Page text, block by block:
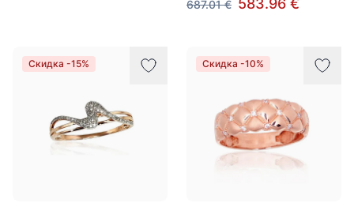
687.01 € 583.96 €
Скидка -15% Скидка -10%